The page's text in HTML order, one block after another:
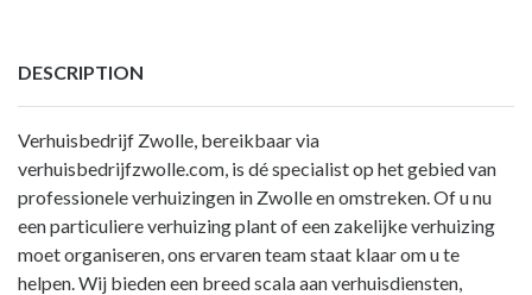
DESCRIPTION
Verhuisbedrijf Zwolle, bereikbaar via
verhuisbedrijfzwolle.com, is dé specialist op het gebied van
professionele verhuizingen in Zwolle en omstreken. Of u nu
een particuliere verhuizing plant of een zakelijke verhuizing
moet organiseren, ons ervaren team staat klaar om u te
helpen. Wij bieden een breed scala aan verhuisdiensten,